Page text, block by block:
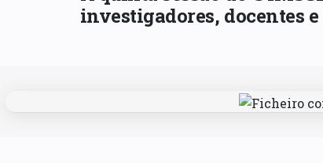
investigadores, docentes